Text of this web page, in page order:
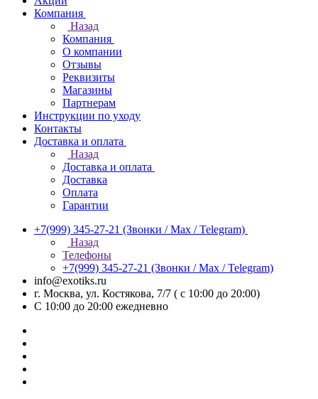
Компания
Назад
Компания
О компании
Отзывы
Реквизиты
Магазины
Партнерам
Инструкции по уходу
Контакты
Доставка и оплата
Назад
Доставка и оплата
Доставка
Оплата
Гарантии
+7(999) 345-27-21 (Звонки / Max / Telegram)
Назад
Телефоны
+7(999) 345-27-21 (Звонки / Max / Telegram)
info@exotiks.ru
г. Москва, ул. Костякова, 7/7 ( с 10:00 до 20:00)
С 10:00 до 20:00 ежедневно